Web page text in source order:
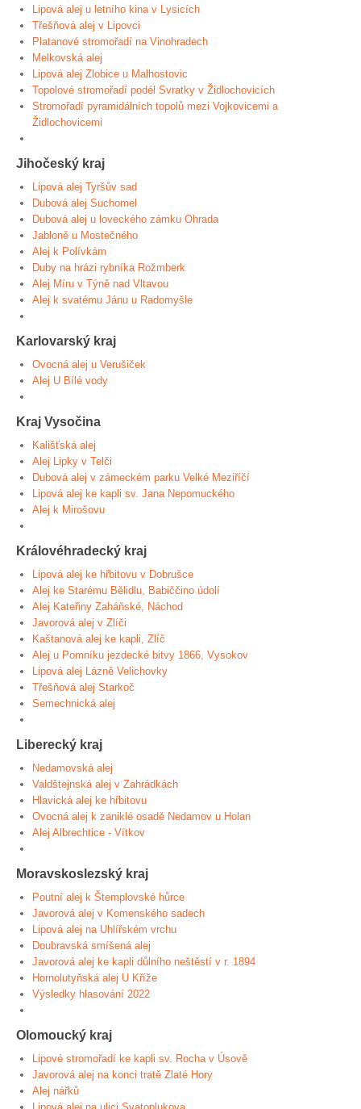
Lipová alej u letního kina v Lysicích
Třešňová alej v Lipovci
Platanové stromořadí na Vinohradech
Melkovská alej
Lipová alej Zlobice u Malhostovic
Topolové stromořadí podél Svratky v Židlochovicích
Stromořadí pyramidálních topolů mezi Vojkovicemi a
Židlochovicemi
Jihočeský kraj
Lipová alej Tyršův sad
Dubová alej Suchomel
Dubová alej u loveckého zámku Ohrada
Jabloně u Mostečného
Alej k Polívkám
Duby na hrázi rybníka Rožmberk
Alej Míru v Týně nad Vltavou
Alej k svatému Jánu u Radomyšle
Karlovarský kraj
Ovocná alej u Verušiček
Alej U Bílé vody
Kraj Vysočina
Kališťská alej
Alej Lipky v Telči
Dubová alej v zámeckém parku Velké Meziříčí
Lipová alej ke kapli sv. Jana Nepomuckého
Alej k Mirošovu
Královéhradecký kraj
Lipová alej ke hřbitovu v Dobrušce
Alej ke Starému Bělidlu, Babiččino údolí
Alej Kateřiny Zaháňské, Náchod
Javorová alej v Zlíči
Kaštanová alej ke kapli, Zlíč
Alej u Pomníku jezdecké bitvy 1866, Vysokov
Lipová alej Lázně Velichovky
Třešňová alej Starkoč
Semechnická alej
Liberecký kraj
Nedamovská alej
Valdštejnská alej v Zahrádkách
Hlavická alej ke hřbitovu
Ovocná alej k zaniklé osadě Nedamov u Holan
Alej Albrechtice - Vítkov
Moravskoslezský kraj
Poutní alej k Štemplovské hůrce
Javorová alej v Komenského sadech
Lipová alej na Uhlířském vrchu
Doubravská smíšená alej
Javorová alej ke kapli důlního neštěstí v r. 1894
Hornolutyňská alej U Kříže
Výsledky hlasování 2022
Olomoucký kraj
Lipové stromořadí ke kapli sv. Rocha v Úsově
Javorová alej na konci tratě Zlaté Hory
Alej nářků